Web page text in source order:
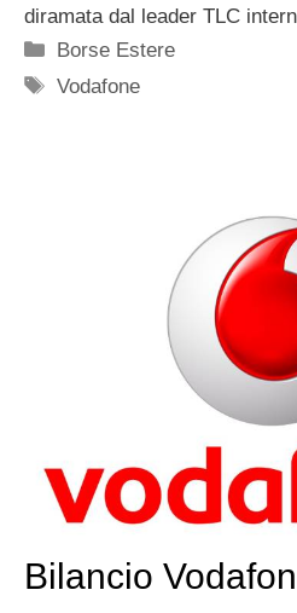
diramata dal leader TLC
Categorie
Borse Estere
Tag
Vodafone
Bilancio